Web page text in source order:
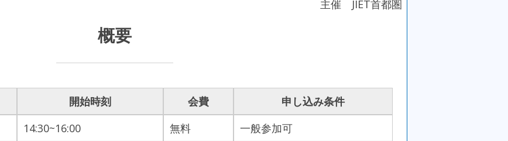
主催 JIET首都圏
概要
開始時刻 会費
申し込み条件
14:30~16:00 無料 一般参加可